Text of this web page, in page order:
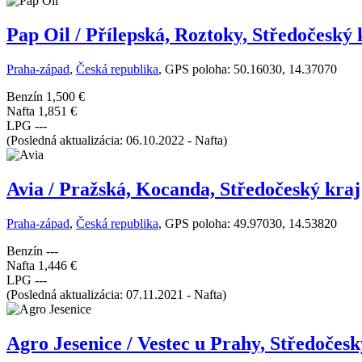
Pap Oil / Přílepská, Roztoky, Středočeský
Praha-západ, Česká republika, GPS poloha: 50.16030, 14.37070
Benzín 1,500 €
Nafta 1,851 €
LPG ---
(Posledná aktualizácia: 06.10.2022 - Nafta)
Avia / Pražská, Kocanda, Středočeský kraj
Praha-západ, Česká republika, GPS poloha: 49.97030, 14.53820
Benzín ---
Nafta 1,446 €
LPG ---
(Posledná aktualizácia: 07.11.2021 - Nafta)
Agro Jesenice / Vestec u Prahy,